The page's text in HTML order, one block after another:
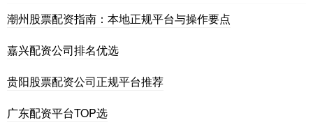
潮州股票配资指南：本地正规平台与操作要点
嘉兴配资公司排名优选
贵阳股票配资公司正规平台推荐
广东配资平台TOP选